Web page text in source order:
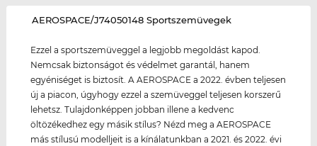
‌AEROSPACE/J74050148 Sportszemüvegek
Ezzel a sportszemüveggel a legjobb megoldást kapod.
Nemcsak biztonságot és védelmet garantál, hanem
egyéniséget is biztosít. A AEROSPACE a 2022. évben teljesen
új a piacon, úgyhogy ezzel a szemüveggel teljesen korszerű
lehetsz. Tulajdonképpen jobban illene a kedvenc
öltözékedhez egy másik stílus? Nézd meg a AEROSPACE
más stílusú modelljeit is a kínálatunkban a 2021. és 2022. évi